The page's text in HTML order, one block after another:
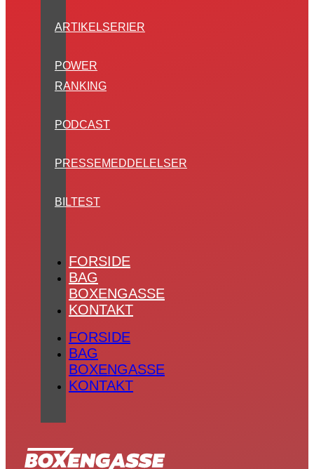
ARTIKELSERIER
POWER
RANKING
PODCAST
PRESSEMEDDELELSER
BILTEST
FORSIDE
BAG
BOXENGASSE
KONTAKT
FORSIDE
BAG
BOXENGASSE
KONTAKT